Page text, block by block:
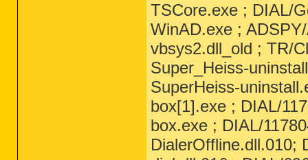
TSCore.exe ; DIAL/
WinAD.exe ;
vbsys2.dll_old ; TR/
Super_Heiss-
SuperHeiss-
box[1].exe ; DIAL/
box.exe ; DIAL/
DialerOffline.dll.010;